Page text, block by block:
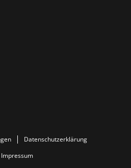
Datenschutzerklärung
Impressum